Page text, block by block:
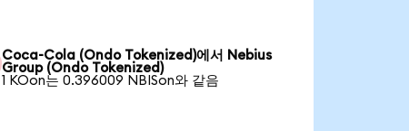
Coca-Cola (Ondo Tokenized)에서 Nebius
Group (Ondo Tokenized)
1 KOon는 0.396009 NBISon와 같음